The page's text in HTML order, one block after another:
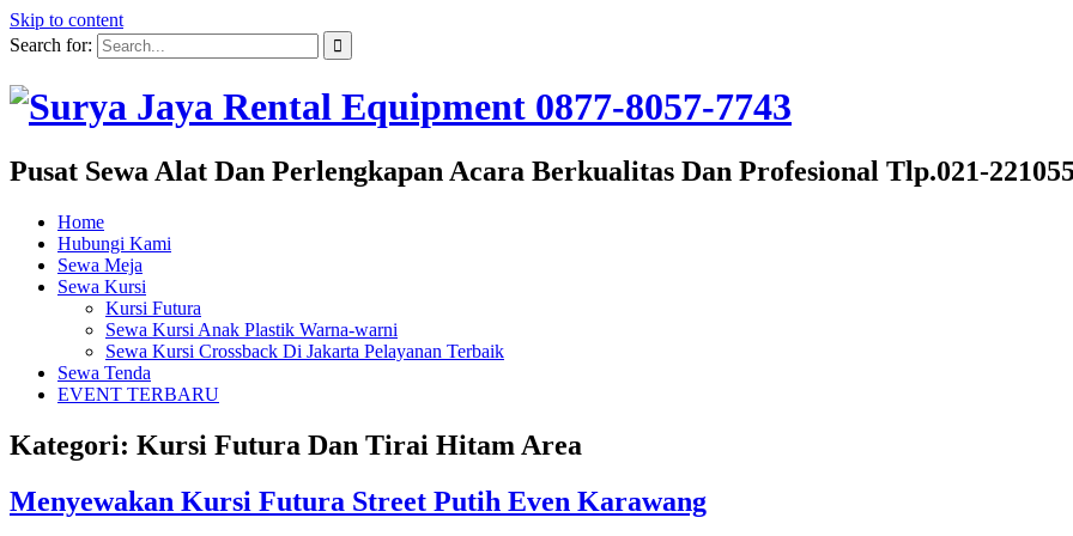
Skip to content
Search for:
Pusat Sewa Alat Dan Perlengkapan Acara Berkualitas Dan Profesional Tlp.021-
Home
Hubungi Kami
Sewa Meja
Sewa Kursi
Kursi Futura
Sewa Kursi Anak Plastik Warna-warni
Sewa Kursi Crossback Di Jakarta Pelayanan Terbaik
Sewa Tenda
EVENT TERBARU
Kategori: Kursi Futura Dan Tirai Hitam Area
Menyewakan Kursi Futura Street Putih Even Karawang